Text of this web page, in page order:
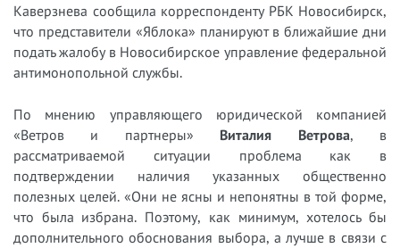
Каверзнева сообщила корреспонденту РБК Новосибирск,
что представители «Яблока» планируют в ближайшие дни
подать жалобу в Новосибирское управление федеральной
антимонопольной службы.
По мнению управляющего юридической компанией
«Ветров и партнеры» Виталия Ветрова, в
рассматриваемой ситуации проблема как в
подтверждении наличия указанных общественно
полезных целей. «Они не ясны и непонятны в той форме,
что была избрана. Поэтому, как минимум, хотелось бы
дополнительного обоснования выбора, а лучше в связи с